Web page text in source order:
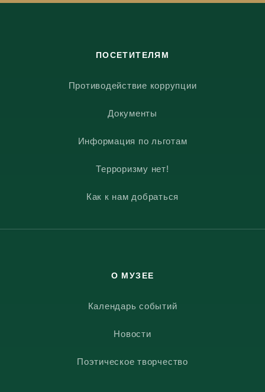
ПОСЕТИТЕЛЯМ
Противодействие коррупции
Документы
Информация по льготам
Терроризму нет!
Как к нам добраться
О МУЗЕЕ
Календарь событий
Новости
Поэтическое творчество